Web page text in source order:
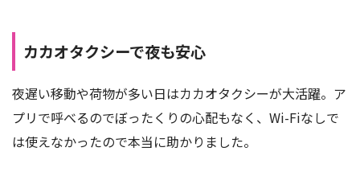
カカオタクシーで夜も安心
夜遅い移動や荷物が多い日はカカオタクシーが大活躍。ア
プリで呼べるのでぼったくりの心配もなく、Wi-Fiなしで
は使えなかったので本当に助かりました。